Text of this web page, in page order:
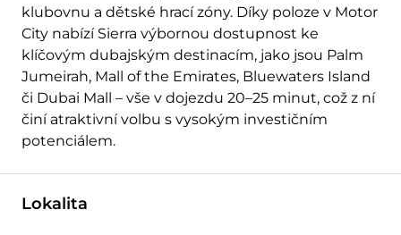
klubovnu a dětské hrací zóny. Díky poloze v Motor
City nabízí Sierra výbornou dostupnost ke
klíčovým dubajským destinacím, jako jsou Palm
Jumeirah, Mall of the Emirates, Bluewaters Island
či Dubai Mall – vše v dojezdu 20–25 minut, což z ní
činí atraktivní volbu s vysokým investičním
potenciálem.
Lokalita